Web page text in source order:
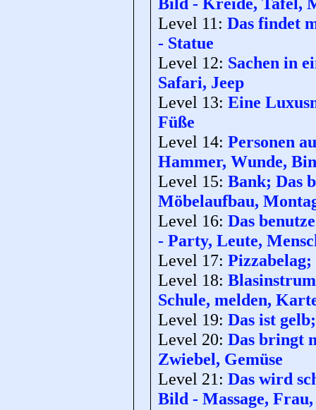
Level 11: Das findet
- Statue
Level 12: Sachen in
Safari, Jeep
Level 13: Eine
Füße
Level 14: Personen
Hammer, Wunde,
Level 15: Bank; Das
Möbelaufbau,
Level 16: Das
- Party, Leute,
Level 17:
Level 18:
Schule, melden,
Level 19: Das ist
Level 20: Das bringt
Zwiebel, Gemüse
Level 21: Das wird
Bild - Massage,